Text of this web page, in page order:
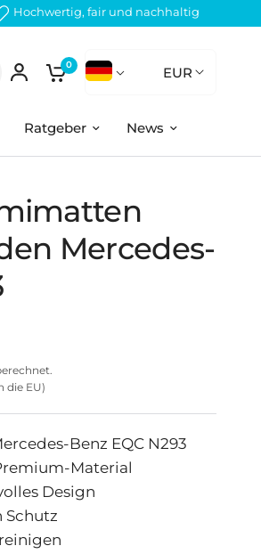
Hochwertig, fair und nachhaltig
0 EUR
Ratgeber News
Mercedes-
die EU)
Benz EQC N293
Material
Design
Schutz